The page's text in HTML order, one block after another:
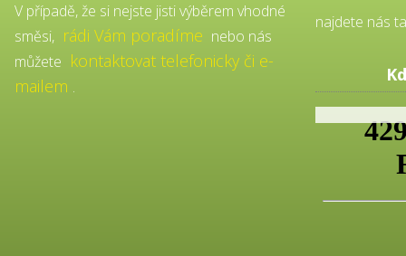
V případě, že si nejste jisti výběrem vhodné
směsi, rádi Vám poradíme nebo nás
můžete kontaktovat telefonicky či e-
mailem .
najdete nás